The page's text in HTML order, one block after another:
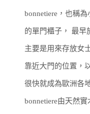
bonnetiere，也稱為
的單門櫃子， 最早
主要是用來存放女
靠近大門的位置，
很快就成為歐洲各
bonnetiere由天然實